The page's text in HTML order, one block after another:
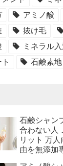
アミノ酸
抜け毛
ミネラル
石鹸素地
石鹸シャン
合わない人
リット 万
由を無添加